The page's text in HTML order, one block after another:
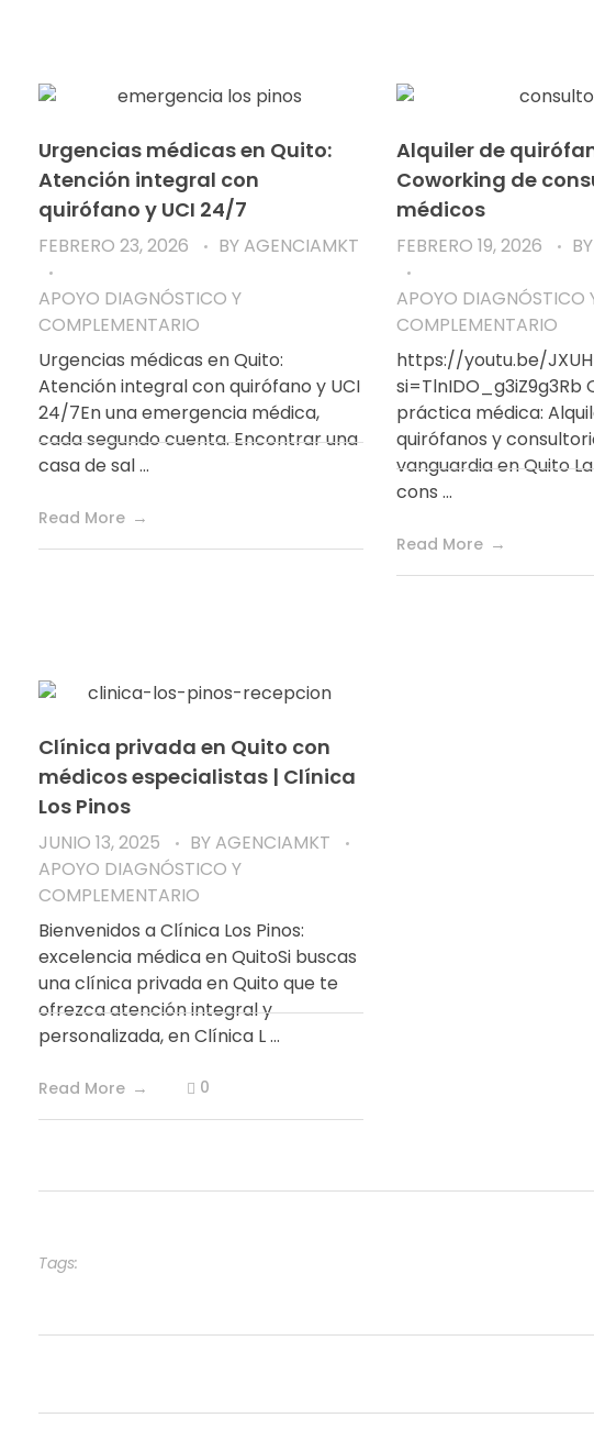
Urgencias médicas en Quito:
Atención integral con
quirófano y UCI 24/7
FEBRERO 23, 2026 BYAGENCIAMKT
APOYO DIAGNÓSTICO Y
COMPLEMENTARIO
Urgencias médicas en Quito:
Atención integral con quirófano y UCI
24/7En una emergencia médica,
cada segundo cuenta. Encontrar una
casa de sal ...
Read More
Alquiler de
Coworking de
médicos
FEBRERO 19, 2026 BY
APOYO DIAGNÓSTICO
COMPLEMENTARIO
https://youtu.be/
si=TlnIDO_g3iZ9g3Rb
práctica médica:
quirófanos y
vanguardia en Quito
cons ...
Read More
Clínica privada en Quito con
médicos especialistas | Clínica
Los Pinos
JUNIO 13, 2025 BYAGENCIAMKT
APOYO DIAGNÓSTICO Y
COMPLEMENTARIO
Bienvenidos a Clínica Los Pinos:
excelencia médica en QuitoSi buscas
una clínica privada en Quito que te
ofrezca atención integral y
personalizada, en Clínica L ...
Read More 0
Tags: